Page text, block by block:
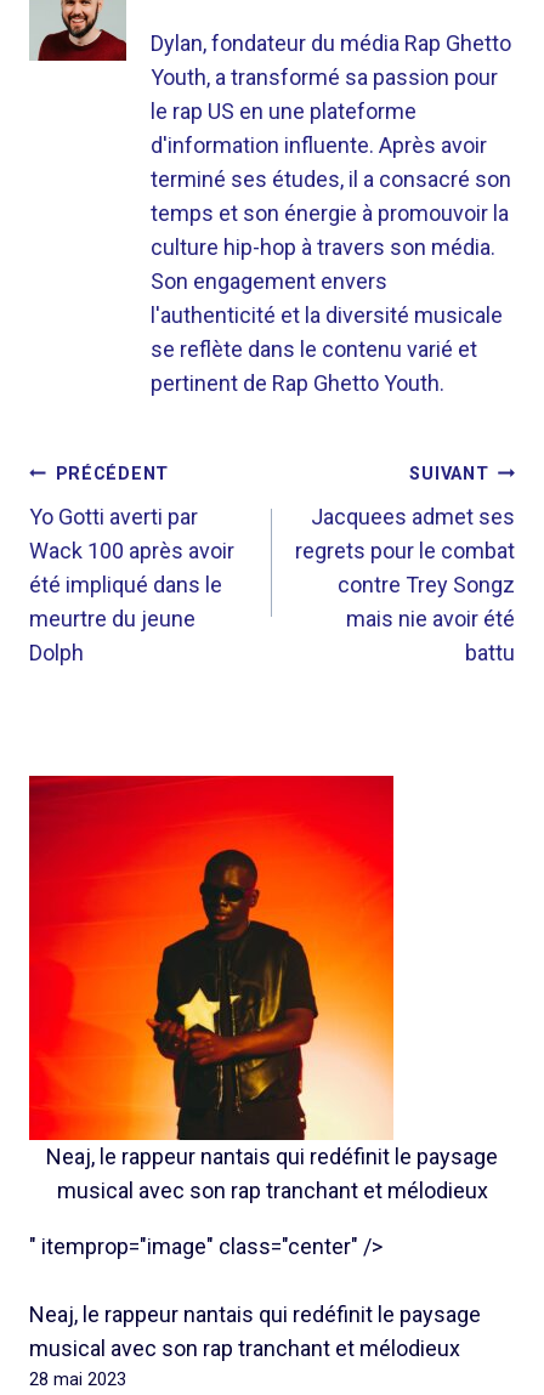
Dylan, fondateur du média Rap Ghetto
Youth, a transformé sa passion pour
le rap US en une plateforme
d'information influente. Après avoir
terminé ses études, il a consacré son
temps et son énergie à promouvoir la
culture hip-hop à travers son média.
Son engagement envers
l'authenticité et la diversité musicale
se reflète dans le contenu varié et
pertinent de Rap Ghetto Youth.
NAVIGATION
DE
L’ARTICLE
PRÉCÉDENT
Yo Gotti averti par
Wack 100 après avoir
été impliqué dans le
meurtre du jeune
Dolph
SUIVANT
Jacquees admet ses
regrets pour le combat
contre Trey Songz
mais nie avoir été
battu
Neaj, le rappeur nantais qui redéfinit le paysage
musical avec son rap tranchant et mélodieux
" itemprop="image" class="center" />
Neaj, le rappeur nantais qui redéfinit le paysage
musical avec son rap tranchant et mélodieux
28 mai 2023